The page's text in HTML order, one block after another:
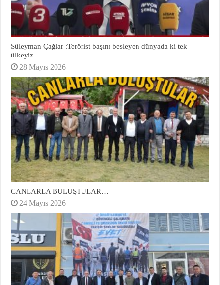
Süleyman Çağlar :Terörist başını besleyen dünyada ki tek
ülkeyiz…
28 Mayıs 2026
CANLARLA BULUŞTULAR…
24 Mayıs 2026